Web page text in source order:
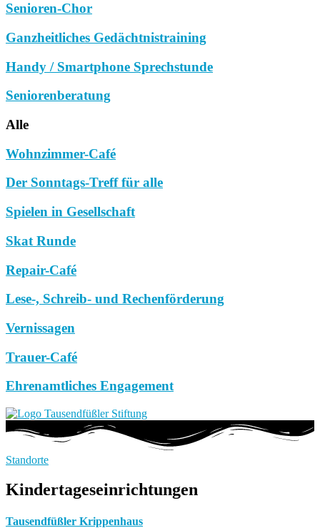
Senioren-Chor
Ganzheitliches Gedächtnistraining
Handy / Smartphone Sprechstunde
Seniorenberatung
Alle
Wohnzimmer-Café
Der Sonntags-Treff für alle
Spielen in Gesellschaft
Skat Runde
Repair-Café
Lese-, Schreib- und Rechenförderung
Vernissagen
Trauer-Café
Ehrenamtliches Engagement
Standorte
Kindertageseinrichtungen
Tausendfüßler Krippenhaus